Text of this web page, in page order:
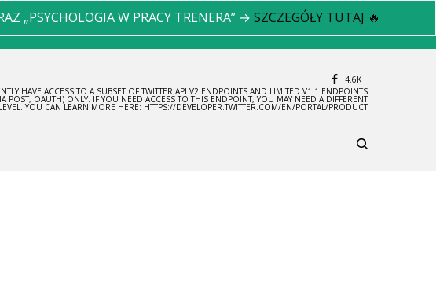
„PSYCHOLOGIA W PRACY TRENERA” → SZCZEGÓŁY TUTAJ 🔥
4.6K
HAVE ACCESS TO A SUBSET OF TWITTER API V2 ENDPOINTS AND LIMITED V1.1 ENDPOINTS
POST, OAUTH) ONLY. IF YOU NEED ACCESS TO THIS ENDPOINT, YOU MAY NEED A DIFFERENT
YOU CAN LEARN MORE HERE: HTTPS://DEVELOPER.TWITTER.COM/EN/PORTAL/PRODUCT